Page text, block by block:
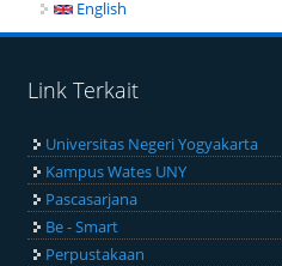
English
Link Terkait
Universitas Negeri Yogyakarta
Kampus Wates UNY
Pascasarjana
Be - Smart
Perpustakaan